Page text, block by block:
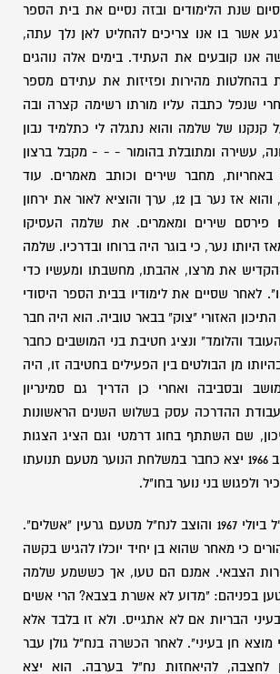
שנת הלימודים ובזה נסיים את בית הספר
אשר בו אנו צריכים להחליט לאן נלך עתה,
אנו קובעים את העתיד. בימים אלה נוהגים
בהחלטות מהירות ופזיזות את עתידם מספר
שנפל כתבה עליו מורתו רשימה קצרה ובה
קנקנו של שלמה והוא נתגלה לי כתלמיד נבון
עשירה ומתובלת בהומור - - - מקבל ברצון
באחריות, מחבר שירים וכותב מאמרים. עוד
בהיותו בכיתה ו', והוא אז נער בן 12, ערך והוציא לאור את ירחון
פירסם שירים ומאמרים. את שלמה העסיקו
היותו נער, כי בוגר היה ברוחו ובדרכיו. שלמה
את מרצו, אהבתו, מחשבתו ומעשיו כדי
לאחר שסיים את לימודיו בבית הספר היסודי
האזורי "צוק" בבאר טוביה. הוא היה חבר
והלומד" ונציג חטיבת בני המושבים כחבר
מן הבולטים בין הפעילים בחטיבה זו, היה
ובסביבה ואחרי כן הדריך גם סמינריון
ההדרכה עסק בשלוש השנים הראשונות
שם השתתף בחוג דרמטי וגם הציג הצגות
מאולתרות. באביב 1966 יצא כחבר במשלחת הנוער מטעם תנועתו
ולפגוש בני נוער בחו"ל.
שלמה גויס לצה"ל ביולי 1967 והוצב לנח"ל מטעם גרעין "אשלים".
כי מאחר שהוא בן יחיד יוכלו להגיש בקשה
הצבאי. אמנם הם טעו, אך כששמע שלמה
בפניהם: "מדוע לא אשרת בצבא? הרי אשים
הבריות אם לא אתגייס. ולא זו בלבד אלא
חן בעיני". לאחר הכשרה בנח"ל גולן עבר
לחצבה, להיאחזות נח"ל בערבה. הוא יצא